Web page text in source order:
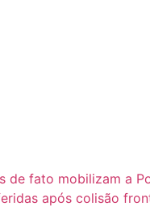
de fato mobilizam a
após colisão